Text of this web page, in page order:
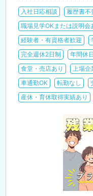
入社日応相談 履歴書不
職場見学OKまたは説明会
経験者・有資格者歓迎
完全週休2日制
年間休
食堂・売店あり
上場企
車通勤OK
転勤なし
産休・育休取得実績あり